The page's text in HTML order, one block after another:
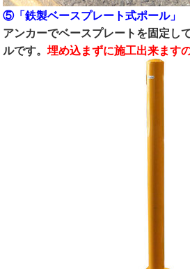
⑤「鉄製ベースプレート式ポール」
アンカーでベースプレートを固定し
ルです。 埋め込まずに施工出来ます